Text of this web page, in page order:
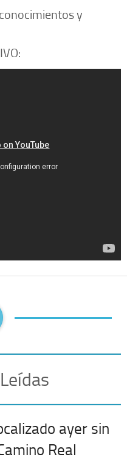
y
ayer sin
Real